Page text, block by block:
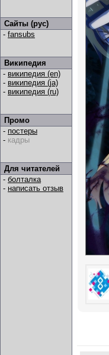
Сайты (рус)
- fansubs
Википедия
- википедия (en)
- википедия (ja)
- википедия (ru)
Промо
- постеры
- кадры
Для читателей
- болталка
- написать отзыв